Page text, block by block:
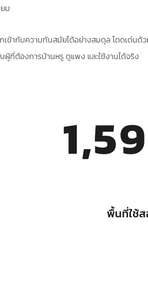
ม
ข้ากับความทันสมัยได้อย่างสมดุล โดดเด่นด้
ผู้ที่ต้องการบ้านหรู ดูแพง และใช้งานได้จริง
พื้นที่ใช้